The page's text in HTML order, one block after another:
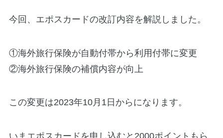
今回、エポスカードの改訂内容を解説しました。
①海外旅行保険が自動付帯から利用付帯に変更
②海外旅行保険の補償内容が向上
この変更は2023年10月1日からになります。